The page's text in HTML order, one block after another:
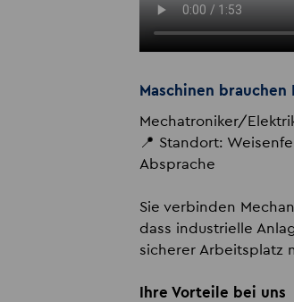
Maschinen
Mechatroniker/
📍 Standort:
Absprache
Sie verbinden
dass industrielle
sicherer Arbeitsplatz
Ihre Vorteile bei uns